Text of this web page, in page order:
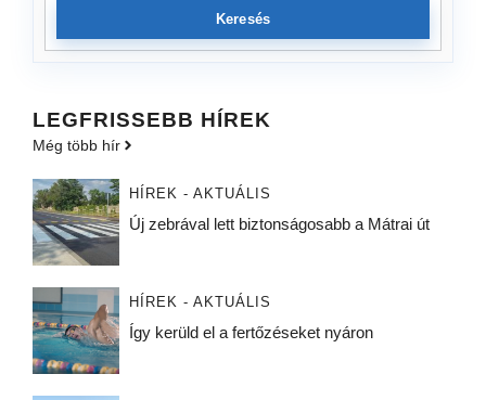
Keresés
LEGFRISSEBB HÍREK
Még több hír
HÍREK - AKTUÁLIS
Új zebrával lett biztonságosabb a Mátrai út
HÍREK - AKTUÁLIS
Így kerüld el a fertőzéseket nyáron